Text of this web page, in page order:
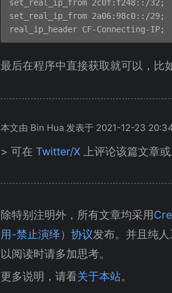
set_real_ip_from 2c0f:f248::/32;
set_real_ip_from 2a06:98c0::/29;
最后在程序中直接获取就可以，比
本文由 Bin Hua 发表于 2021-12-23
> 可在 Twitter/X 上评论该篇文章
除特别注明外，所有文章均采用
用-禁止演绎）协议发布。并且纯
以阅读时请多加思考。
更多说明，请看关于本站。